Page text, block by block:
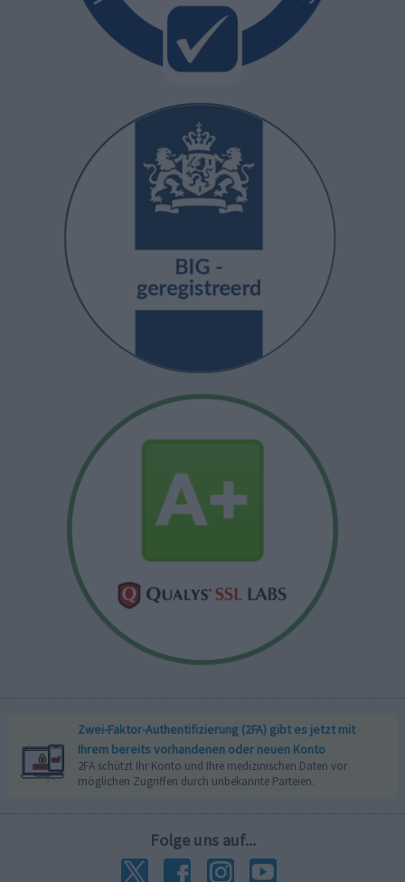
Zwei-Faktor-Authentifizierung (2FA) gibt es jetzt mit
Ihrem bereits vorhandenen oder neuen Konto
2FA schützt Ihr Konto und Ihre medizinischen Daten vor
möglichen Zugriffen durch unbekannte Parteien.
Folge uns auf...